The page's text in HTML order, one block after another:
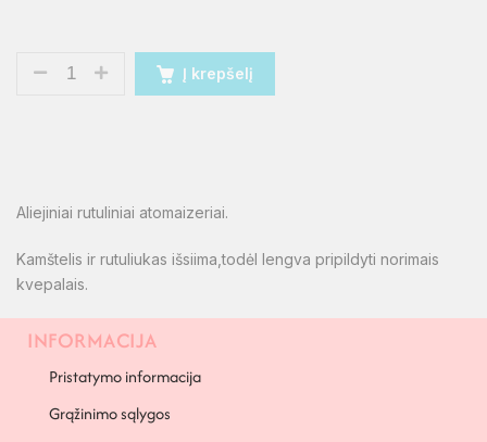
Į krepšelį
Aliejiniai rutuliniai atomaizeriai.
Kamštelis ir rutuliukas išsiima,todėl lengva pripildyti norimais
kvepalais.
PAPILDOMA INFORMACIJA
INFORMACIJA
Pristatymo informacija
Grąžinimo sąlygos